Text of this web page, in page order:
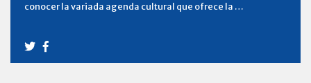
conocer la variada agenda cultural que ofrece la …